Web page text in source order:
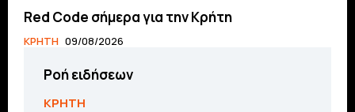
Red Code σήμερα για την Κρήτη
ΚΡΗΤΗ 09/08/2026
Ροή ειδήσεων
ΚΡΗΤΗ